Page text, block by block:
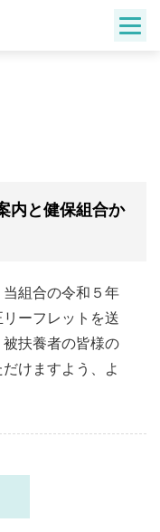
内と健保組合か
組合の令和５年
ーフレットを送
扶養者の皆様の
けますよう、よ